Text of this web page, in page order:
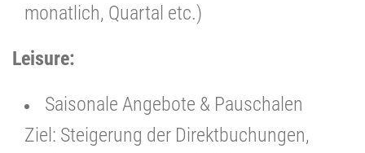
monatlich, Quartal etc.)
Leisure:
Saisonale Angebote & Pauschalen
Ziel: Steigerung der Direktbuchungen,